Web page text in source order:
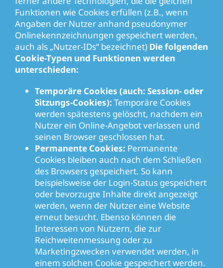
Funktionen wie Cookies erfüllen (z.B., wenn
Angaben der Nutzer anhand pseudonymer
Onlinekennzeichnungen gespeichert werden,
auch als „Nutzer-IDs“ bezeichnet) Die folgenden
Cookie-Typen und Funktionen werden
unterschieden:
Temporäre Cookies (auch: Session- oder
Sitzungs-Cookies): Temporäre Cookies
werden spätestens gelöscht, nachdem ein
Nutzer ein Online-Angebot verlassen und
seinen Browser geschlossen hat.
Permanente Cookies: Permanente
Cookies bleiben auch nach dem Schließen
des Browsers gespeichert. So kann
beispielsweise der Login-Status gespeichert
oder bevorzugte Inhalte direkt angezeigt
werden, wenn der Nutzer eine Website
erneut besucht. Ebenso können die
Interessen von Nutzern, die zur
Reichweitenmessung oder zu
Marketingzwecken verwendet werden, in
einem solchen Cookie gespeichert werden.